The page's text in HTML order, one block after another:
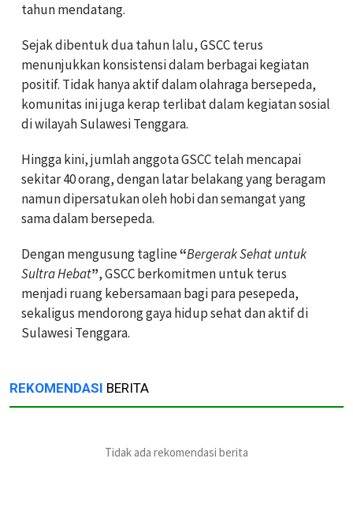
tahun mendatang.
Sejak dibentuk dua tahun lalu, GSCC terus
menunjukkan konsistensi dalam berbagai kegiatan
positif. Tidak hanya aktif dalam olahraga bersepeda,
komunitas ini juga kerap terlibat dalam kegiatan sosial
di wilayah Sulawesi Tenggara.
Hingga kini, jumlah anggota GSCC telah mencapai
sekitar 40 orang, dengan latar belakang yang beragam
namun dipersatukan oleh hobi dan semangat yang
sama dalam bersepeda.
Dengan mengusung tagline“Bergerak Sehat untuk
Sultra Hebat”, GSCC berkomitmen untuk terus
menjadi ruang kebersamaan bagi para pesepeda,
sekaligus mendorong gaya hidup sehat dan aktif di
Sulawesi Tenggara.
REKOMENDASI BERITA
Tidak ada rekomendasi berita